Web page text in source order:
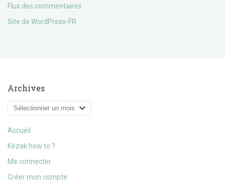
Flux des commentaires
Site de WordPress-FR
Archives
Archives
Accueil
Kézak how to ?
Me connecter
Créer mon compte